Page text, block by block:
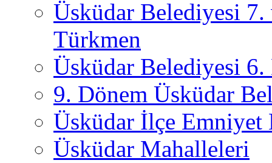
Üsküdar Belediyesi
Türkmen
Üsküdar Belediyesi 6.
9. Dönem Üsküdar
Üsküdar İlçe
Üsküdar Mahalleleri